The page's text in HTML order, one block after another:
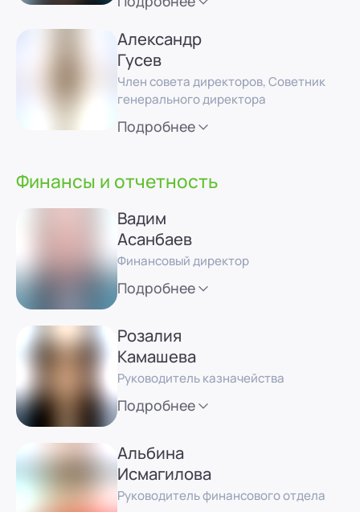
Александр
Гусев
Член совета директоров, Советник
генерального директора
Подробнее
Финансы и отчетность
Вадим
Асанбаев
Финансовый директор
Подробнее
Розалия
Камашева
Руководитель казначейства
Подробнее
Альбина
Исмагилова
Руководитель финансового отдела